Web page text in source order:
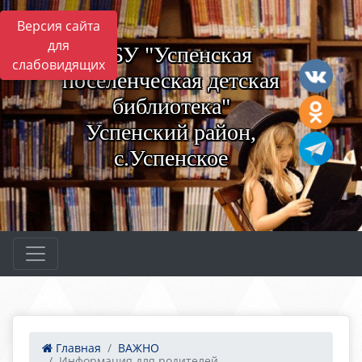
Версия сайта
для
слабовидящихМБУ "Успенская
поселенческая детская
библиотека"
Успенский район,
с.Успенское
Главная
ВАЖНО